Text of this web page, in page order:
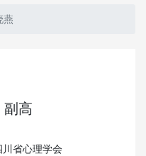
燕
副高
川省心理学会